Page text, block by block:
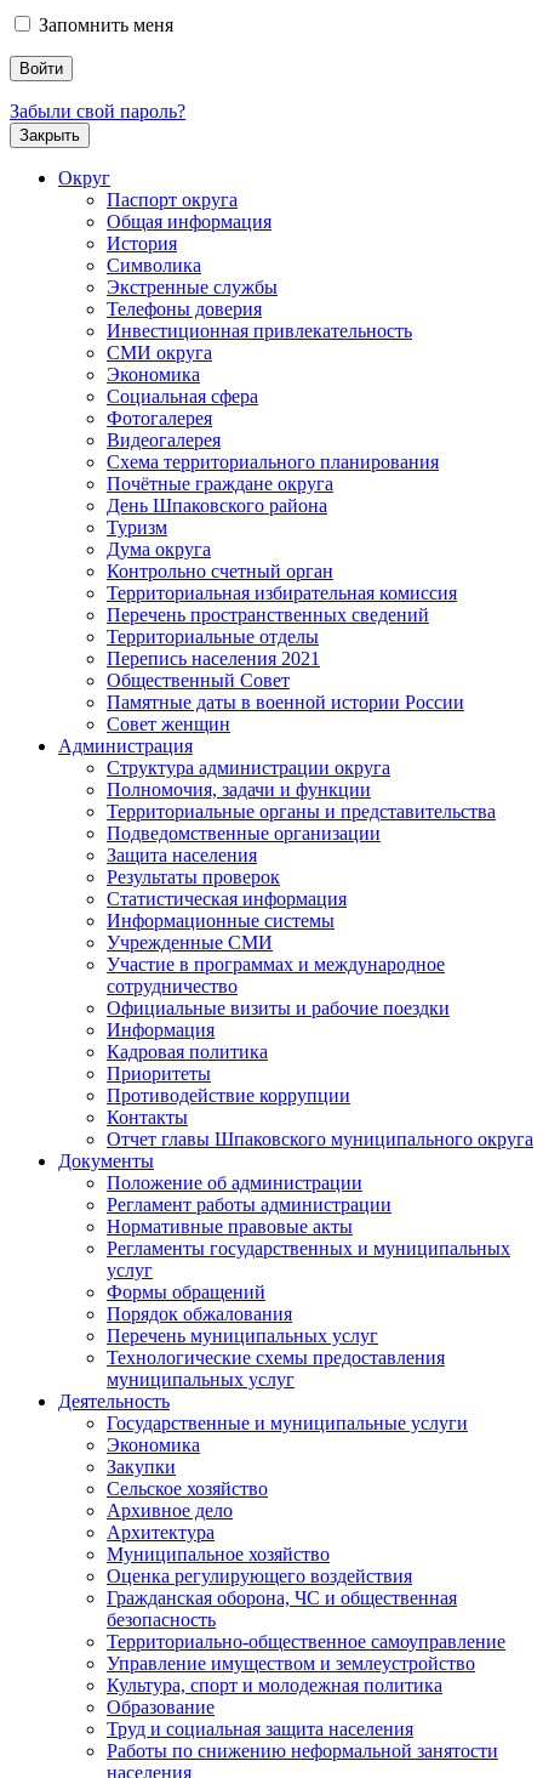
Запомнить меня
Забыли свой пароль?
Закрыть
Округ
Паспорт округа
Общая информация
История
Символика
Экстренные службы
Телефоны доверия
Инвестиционная привлекательность
СМИ округа
Экономика
Социальная сфера
Фотогалерея
Видеогалерея
Схема территориального планирования
Почётные граждане округа
День Шпаковского района
Туризм
Дума округа
Контрольно счетный орган
Территориальная избирательная комиссия
Перечень пространственных сведений
Территориальные отделы
Перепись населения 2021
Общественный Совет
Памятные даты в военной истории России
Совет женщин
Администрация
Структура администрации округа
Полномочия, задачи и функции
Территориальные органы и представительства
Подведомственные организации
Защита населения
Результаты проверок
Статистическая информация
Информационные системы
Учрежденные СМИ
Участие в программах и международное
сотрудничество
Официальные визиты и рабочие поездки
Информация
Кадровая политика
Приоритеты
Противодействие коррупции
Контакты
Отчет главы Шпаковского муниципального округа
Документы
Положение об администрации
Регламент работы администрации
Нормативные правовые акты
Регламенты государственных и муниципальных
услуг
Формы обращений
Порядок обжалования
Перечень муниципальных услуг
Технологические схемы предоставления
муниципальных услуг
Деятельность
Государственные и муниципальные услуги
Экономика
Закупки
Сельское хозяйство
Архивное дело
Архитектура
Муниципальное хозяйство
Оценка регулирующего воздействия
Гражданская оборона, ЧС и общественная
безопасность
Территориально-общественное самоуправление
Управление имуществом и землеустройство
Культура, спорт и молодежная политика
Образование
Труд и социальная защита населения
Работы по снижению неформальной занятости
населения